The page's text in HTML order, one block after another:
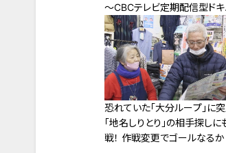
～CBCテレビ定期配信型ドキ
タリー「ピエロと呼ばれた息子
話 #CBCドキュメンタリー
恐れていた「大分ループ」に突
「地名しりとり」の相手探し
戦！ 作戦変更でゴールなるか